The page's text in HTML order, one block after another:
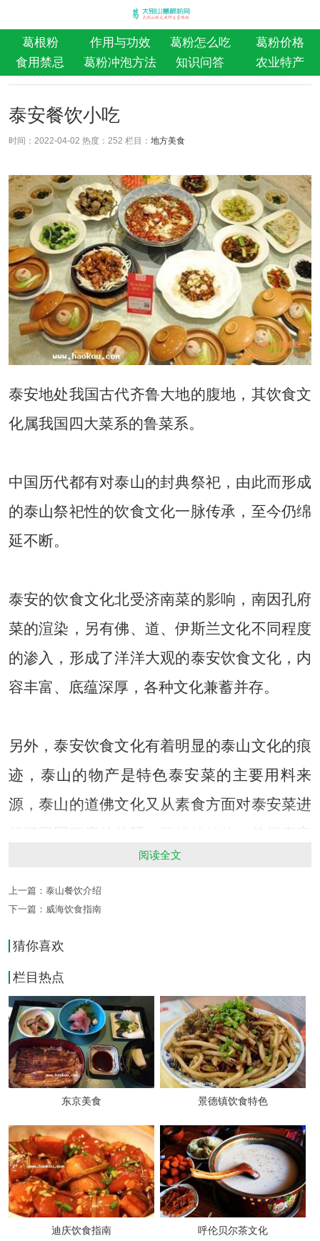
葛根粉 作用与功效 葛粉怎么吃
葛粉价格
食用禁忌
葛粉冲泡方法 知识问答 农业特产
泰安餐饮小吃
时间：2022-04-02 热度： 252 栏目： 地方美食
泰安地处我国古代齐鲁大地的腹地，其饮食文
化属我国四大菜系的鲁菜系。
中国历代都有对泰山的封典祭祀，由此而形成
的泰山祭祀性的饮食文化一脉传承，至今仍绵
延不断。
泰安的饮食文化北受济南菜的影响，南因孔府
菜的渲染，另有佛、道、伊斯兰文化不同程度
的渗入，形成了洋洋大观的泰安饮食文化，内
容丰富、底蕴深厚，各种文化兼蓄并存。
另外，泰安饮食文化有着明显的泰山文化的痕
迹，泰山的物产是特色泰安菜的主要用料来
源，泰山的道佛文化又从素食方面对泰安菜进
行了不同程度的外延，
葛根粉价格
，使得泰安
菜呈现出多样而质朴的特点。
泰安饮食文化主要表现在泰山豆腐宴、泰山药
膳宴、泰山野菜宴、泰山赤鳞鱼等。
不同文化的聚拢，促成了泰安丰富多样的小
吃，主要有泰安煎饼、油炸糕（岱庙内）、赵
家薄脆（岱庙）、丁家油璇（通天街）、遥参
亭前的甜沫、申家驴肉（西关）、老李家的糯
米棕子（北关）、柳家扁食铺的水饺（通天
街）、以及岱庙前东太尉街的香馄饨等。葛
根粉、野生葛根粉
阅读全文
上一篇： 泰山餐饮介绍
下一篇： 威海饮食指南
猜你喜欢
栏目热点
东京美食 景德镇饮食特色
迪庆饮食指南 呼伦贝尔茶文化